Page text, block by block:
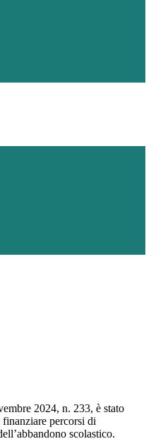
2024, n. 233, è stato
percorsi di
scolastico.